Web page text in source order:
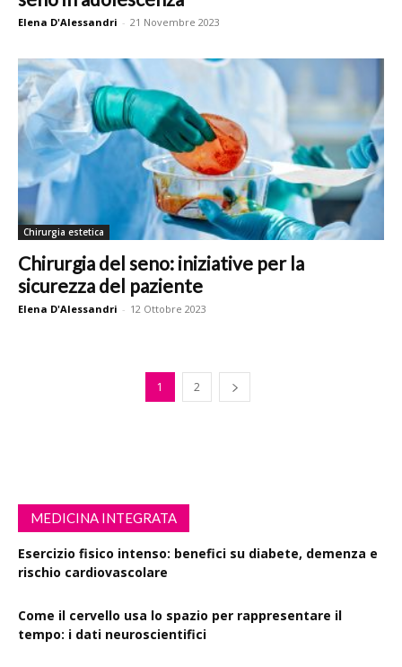
Elena D'Alessandri - 21 Novembre 2023
Chirurgia estetica
Chirurgia del seno: iniziative per la
sicurezza del paziente
Elena D'Alessandri - 12 Ottobre 2023
1 2
MEDICINA INTEGRATA
Esercizio fisico intenso: benefici su diabete, demenza e
rischio cardiovascolare
Come il cervello usa lo spazio per rappresentare il
tempo: i dati neuroscientifici